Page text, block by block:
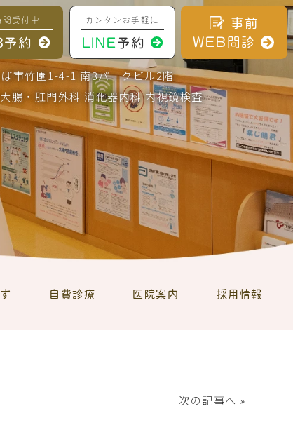
受付中
約
カンタンお手軽に
LINE 予約
事前
WEB問診
市竹園1-4-1 南3パークビル2階
腸・肛門外科 消化器内科 内視鏡検査
自費診療 医院案内 採用情報
次の記事へ »